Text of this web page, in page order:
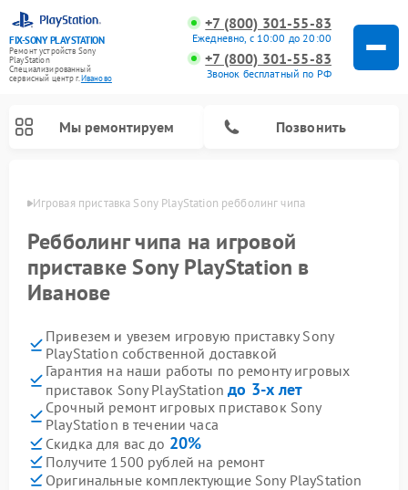
FIX-SONY PLAYSTATION
Ремонт устройств Sony
PlayStation
Специализированный
cервисный центр г.Иваново
+7 (800) 301-55-83
Ежедневно, с 10:00 до 20:00
+7 (800) 301-55-83
Звонок бесплатный по РФ
Мы ремонтируем Позвонить
Игровая приставка Sony PlayStation ребболинг чипа
Ребболинг чипа на игровой
приставке Sony PlayStation в
Иванове
Привезем и увезем игровую приставку Sony
PlayStation собственной доставкой
Гарантия на наши работы по ремонту игровых
приставок Sony PlayStationдо 3-х лет
Срочный ремонт игровых приставок Sony
PlayStation в течении часа
Скидка для вас до 20%
Получите 1500 рублей на ремонт
Оригинальные комплектующие Sony PlayStation